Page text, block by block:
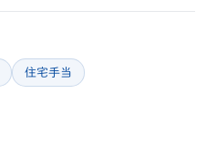
住宅手当